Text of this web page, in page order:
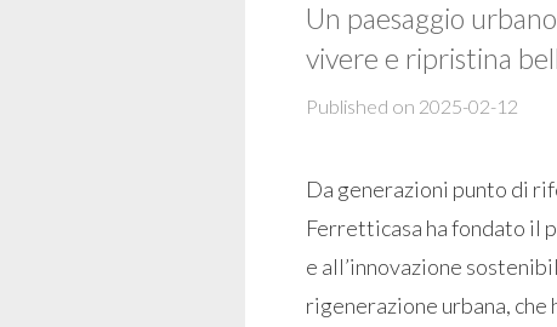
Un paesaggio
vivere e ripristina
Published on 2025-02-12
Da generazioni punto di
Ferretticasa ha fondato il
e all’innovazione
rigenerazione urbana,